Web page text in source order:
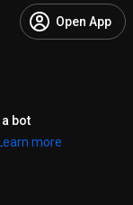
Open App
bot
Learn more